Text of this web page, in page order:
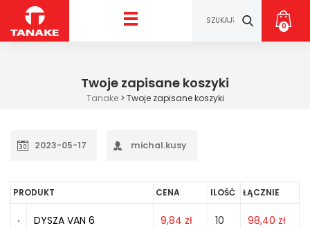
0
Twoje zapisane koszyki
Tanake> Twoje zapisane koszyki
2023-05-17 michal.kusy
PRODUKT CENA ILOŚĆ ŁĄCZNIE
DYSZA VAN 6 9,84 zł 10 98,40 zł